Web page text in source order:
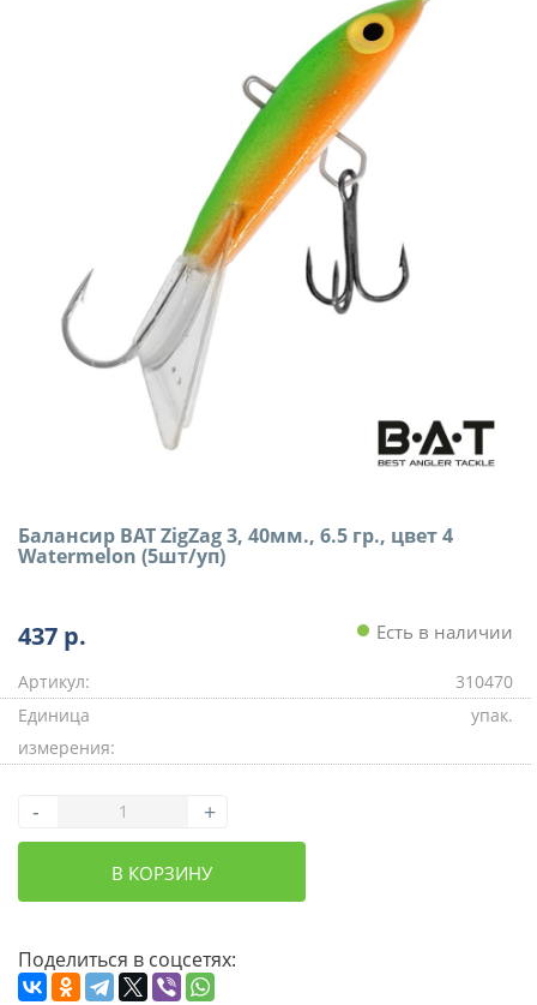
Балансир BAT ZigZag 3, 40мм., 6.5 гр., цвет 4
Watermelon (5шт/уп)
437 р. Есть в наличии
Артикул:
310470
Единица
измерения:
упак.
- +
В КОРЗИНУ
Поделиться в соцсетях: